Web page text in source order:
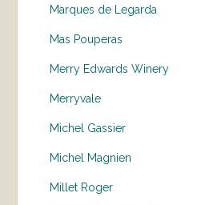
Marques de Legarda
Mas Pouperas
Merry Edwards Winery
Merryvale
Michel Gassier
Michel Magnien
Millet Roger